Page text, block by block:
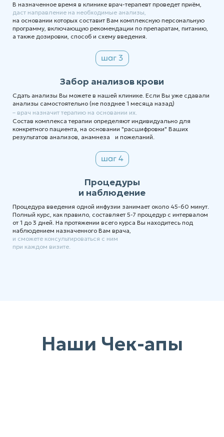
В назначенное время в клинике врач-терапевт проведет приём,
даст направление на необходимые анализы,
на основании которых составит Вам комплексную персональную
программу, включающую рекомендации по препаратам, питанию,
а также дозировки, способ и схему введения.
Забор анализов крови
Сдать анализы Вы можете в нашей клинике. Если Вы уже сдавали
анализы самостоятельно (не позднее 1 месяца назад)
– врач назначит терапию на основании их.
Состав комплекса терапии определяют индивидуально для
конкретного пациента, на основании "расшифровки" Ваших
результатов анализов, анамнеза и пожеланий.
Процедуры
и наблюдение
Процедура введения одной инфузии занимает около 45-60 минут.
Полный курс, как правило, составляет 5-7 процедур с интервалом
от 1 до 3 дней. На протяжении всего курса Вы находитесь под
наблюдением назначенного Вам врача,
и сможете консультироваться с ним
при каждом визите.
Наши Чек-апы